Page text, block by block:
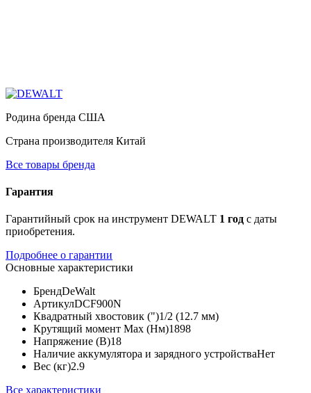
Родина бренда США
Страна производителя Китай
Все товары бренда
Гарантия
Гарантийный срок на инструмент DEWALT 1 год с даты
приобретения.
Подробнее о гарантии
Основные характеристики
БрендDeWalt
АртикулDCF900N
Квадратный хвостовик (")1/2 (12.7 мм)
Крутящий момент Max (Нм)1898
Напряжение (В)18
Наличие аккумулятора и зарядного устройстваНет
Вес (кг)2.9
Все характеристики